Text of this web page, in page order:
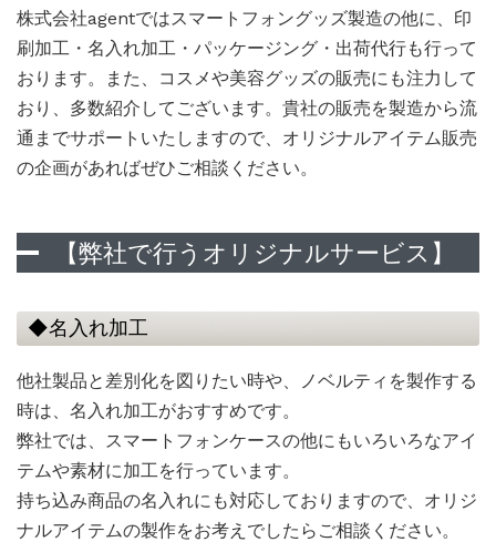
株式会社agentではスマートフォングッズ製造の他に、印
刷加工・名入れ加工・パッケージング・出荷代行も行って
おります。また、コスメや美容グッズの販売にも注力して
おり、多数紹介してございます。貴社の販売を製造から流
通までサポートいたしますので、オリジナルアイテム販売
の企画があればぜひご相談ください。
【弊社で行うオリジナルサービス】
◆名入れ加工
他社製品と差別化を図りたい時や、ノベルティを製作する
時は、名入れ加工がおすすめです。
弊社では、スマートフォンケースの他にもいろいろなアイ
テムや素材に加工を行っています。
持ち込み商品の名入れにも対応しておりますので、オリジ
ナルアイテムの製作をお考えでしたらご相談ください。